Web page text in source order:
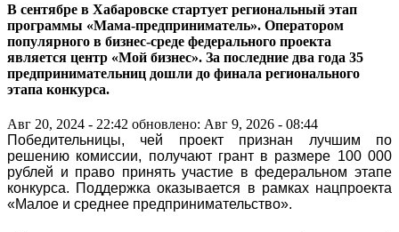
В сентябре в Хабаровске стартует региональный этап
программы «Мама-предприниматель». Оператором
популярного в бизнес-среде федерального проекта
является центр «Мой бизнес». За последние два года 35
предпринимательниц дошли до финала регионального
этапа конкурса.
Авг 20, 2024 - 22:42 обновлено: Авг 9, 2026 - 08:44
Победительницы, чей проект признан лучшим по
решению комиссии, получают грант в размере 100 000
рублей и право принять участие в федеральном этапе
конкурса. Поддержка оказывается в рамках нацпроекта
«Малое и среднее предпринимательство».